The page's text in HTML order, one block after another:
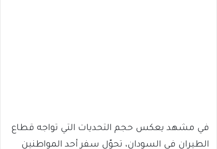
في مشهد يعكس حجم التحديات التي تواجه قطاع
الطيران في السودان، تحوّل سفر أحد المواطنين